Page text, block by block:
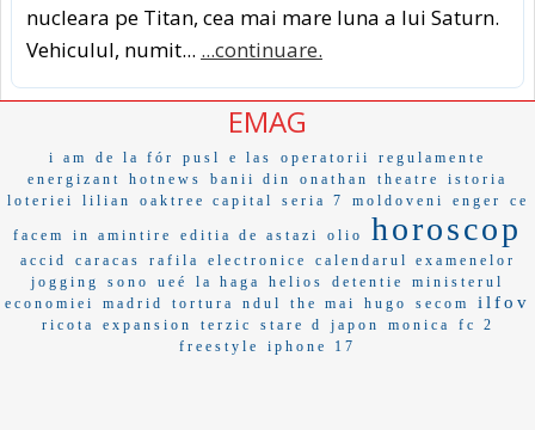
nucleara pe Titan, cea mai mare luna a lui Saturn.
Vehiculul, numit... ...continuare.
EMAG
i am de la fór pusl e las operatorii
regulamente
energizant
hotnews banii din onathan theatre
istoria
loteriei
lilian oaktree capital seria 7 moldoveni enger ce
facem in amintire editia de astazi olio horoscop
accid caracas rafila electronice
calendarul examenelor
jogging
sono ueé la haga helios detentie
ministerul
economiei
madrid tortura ndul the mai hugo secom ilfov
ricota expansion terzic stare d japon monica
fc 2
freestyle
iphone 17